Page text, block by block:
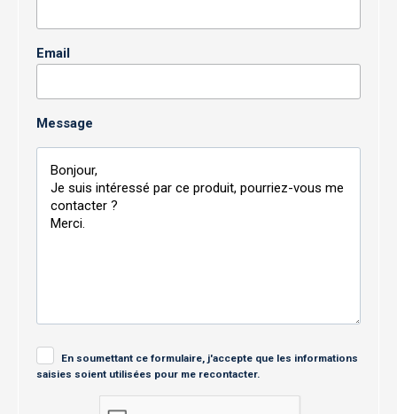
Email
Message
En soumettant ce formulaire, j'accepte que les informations
saisies soient utilisées pour me recontacter.